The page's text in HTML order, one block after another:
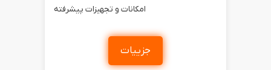
امکانات و تجهیزات پیشرفته
جزییات